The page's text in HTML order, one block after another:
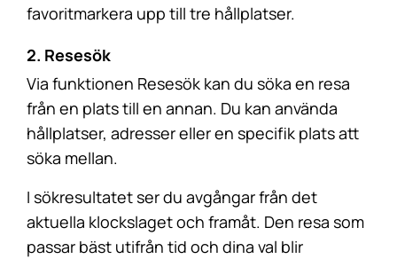
favoritmarkera upp till tre hållplatser.
2. Resesök
Via funktionen Resesök kan du söka en resa
från en plats till en annan. Du kan använda
hållplatser, adresser eller en specifik plats att
söka mellan.
I sökresultatet ser du avgångar från det
aktuella klockslaget och framåt. Den resa som
passar bäst utifrån tid och dina val blir